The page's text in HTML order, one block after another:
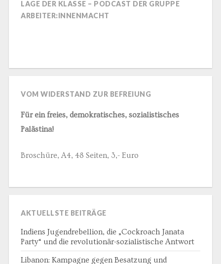
LAGE DER KLASSE – PODCAST DER GRUPPE
ARBEITER:INNENMACHT
VOM WIDERSTAND ZUR BEFREIUNG
Für ein freies, demokratisches, sozialistisches
Palästina!
Broschüre, A4, 48 Seiten, 3,- Euro
AKTUELLSTE BEITRÄGE
Indiens Jugendrebellion, die „Cockroach Janata
Party“ und die revolutionär-sozialistische Antwort
Libanon: Kampagne gegen Besatzung und